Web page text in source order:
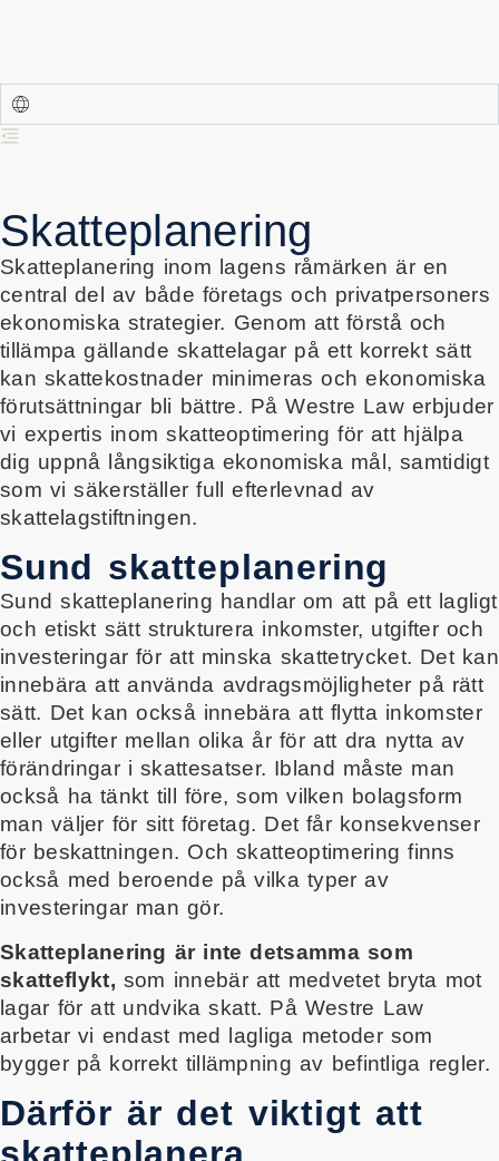
Skatteplanering
Skatteplanering inom lagens råmärken är en
central del av både företags och privatpersoners
ekonomiska strategier. Genom att förstå och
tillämpa gällande skattelagar på ett korrekt sätt
kan skattekostnader minimeras och ekonomiska
förutsättningar bli bättre. På Westre Law erbjuder
vi expertis inom skatteoptimering för att hjälpa
dig uppnå långsiktiga ekonomiska mål, samtidigt
som vi säkerställer full efterlevnad av
skattelagstiftningen.
Sund skatteplanering
Sund skatteplanering handlar om att på ett lagligt
och etiskt sätt strukturera inkomster, utgifter och
investeringar för att minska skattetrycket. Det kan
innebära att använda avdragsmöjligheter på rätt
sätt. Det kan också innebära att flytta inkomster
eller utgifter mellan olika år för att dra nytta av
förändringar i skattesatser. Ibland måste man
också ha tänkt till före, som vilken bolagsform
man väljer för sitt företag. Det får konsekvenser
för beskattningen. Och skatteoptimering finns
också med beroende på vilka typer av
investeringar man gör.
Skatteplanering är inte detsamma som
skatteflykt, som innebär att medvetet bryta mot
lagar för att undvika skatt. På Westre Law
arbetar vi endast med lagliga metoder som
bygger på korrekt tillämpning av befintliga regler.
Därför är det viktigt att